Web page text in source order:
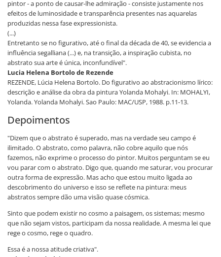
pintor - a ponto de causar-lhe admiração - consiste justamente nos
efeitos de luminosidade e transparência presentes nas aquarelas
produzidas nessa fase expressionista.
(...)
Entretanto se no figurativo, até o final da década de 40, se evidencia a
influência segalliana (...) e, na transição, a inspiração cubista, no
abstrato sua arte é única, inconfundível".
Lucia Helena Bortolo de Rezende
REZENDE, Lúcia Helena Bortolo. Do figurativo ao abstracionismo lírico:
descrição e análise da obra da pintura Yolanda Mohalyi. In: MOHALYI,
Yolanda. Yolanda Mohalyi. Sao Paulo: MAC/USP, 1988. p.11-13.
Depoimentos
"Dizem que o abstrato é superado, mas na verdade seu campo é
ilimitado. O abstrato, como palavra, não cobre aquilo que nós
fazemos, não exprime o processo do pintor. Muitos perguntam se eu
vou parar com o abstrato. Digo que, quando me saturar, vou procurar
outra forma de expressão. Mas acho que estou muito ligada ao
descobrimento do universo e isso se reflete na pintura: meus
abstratos sempre dão uma visão quase cósmica.
Sinto que podem existir no cosmo a paisagem, os sistemas; mesmo
que não sejam vistos, participam da nossa realidade. A mesma lei que
rege o cosmo, rege o quadro.
Essa é a nossa atitude criativa".